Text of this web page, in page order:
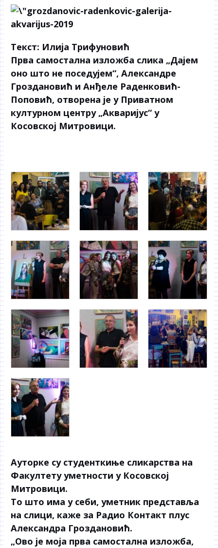
Текст: Илија Трифуновић
Прва самостална изложба слика „Дајем
оно што не поседујем“, Александре
Гроздановић и Анђеле Раденковић-
Поповић, отворена је у Приватном
културном центру „Акваријус“ у
Косовској Митровици.
Ауторке су студенткиње сликарства на
Факултету уметности у Косовској
Митровици.
То што има у себи, уметник представља
на слици, каже за Радио Контакт плус
Александра Гроздановић.
„Ово је моја прва самостална изложба,